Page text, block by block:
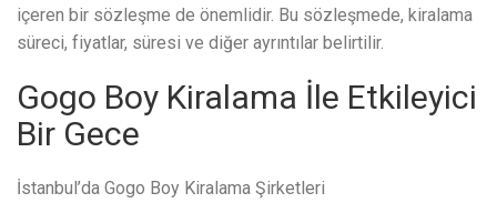
içeren bir sözleşme de önemlidir. Bu sözleşmede, kiralama
süreci, fiyatlar, süresi ve diğer ayrıntılar belirtilir.
Gogo Boy Kiralama İle Etkileyici
Bir Gece
İstanbul’da Gogo Boy Kiralama Şirketleri